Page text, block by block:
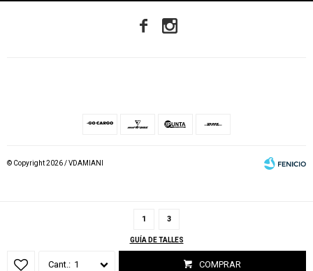
1 3
GUÍA DE TALLES
1 COMPRAR
 
© Copyright 2026 / VDAMIANI